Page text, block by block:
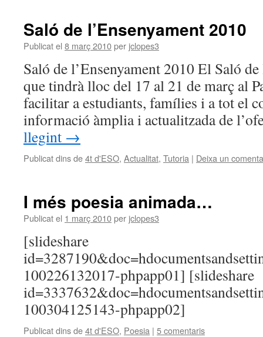
Saló de l’Ensenyament 2010
Publicat el 8 març 2010per jclopes3
Saló de l’Ensenyament 2010 El Saló
que tindrà lloc del 17 al 21 de març al
facilitar a estudiants, famílies i a tot el
informació àmplia i actualitzada de
llegint →
Publicat dins de4t d'ESO, Actualitat, Tutoria | Deixa un
I més poesia animada…
Publicat el 1 març 2010per jclopes3
[slideshare
100226132017-phpapp01] [slideshare
100304125143-phpapp02]
Publicat dins de4t d'ESO, Poesia | 5 comentaris